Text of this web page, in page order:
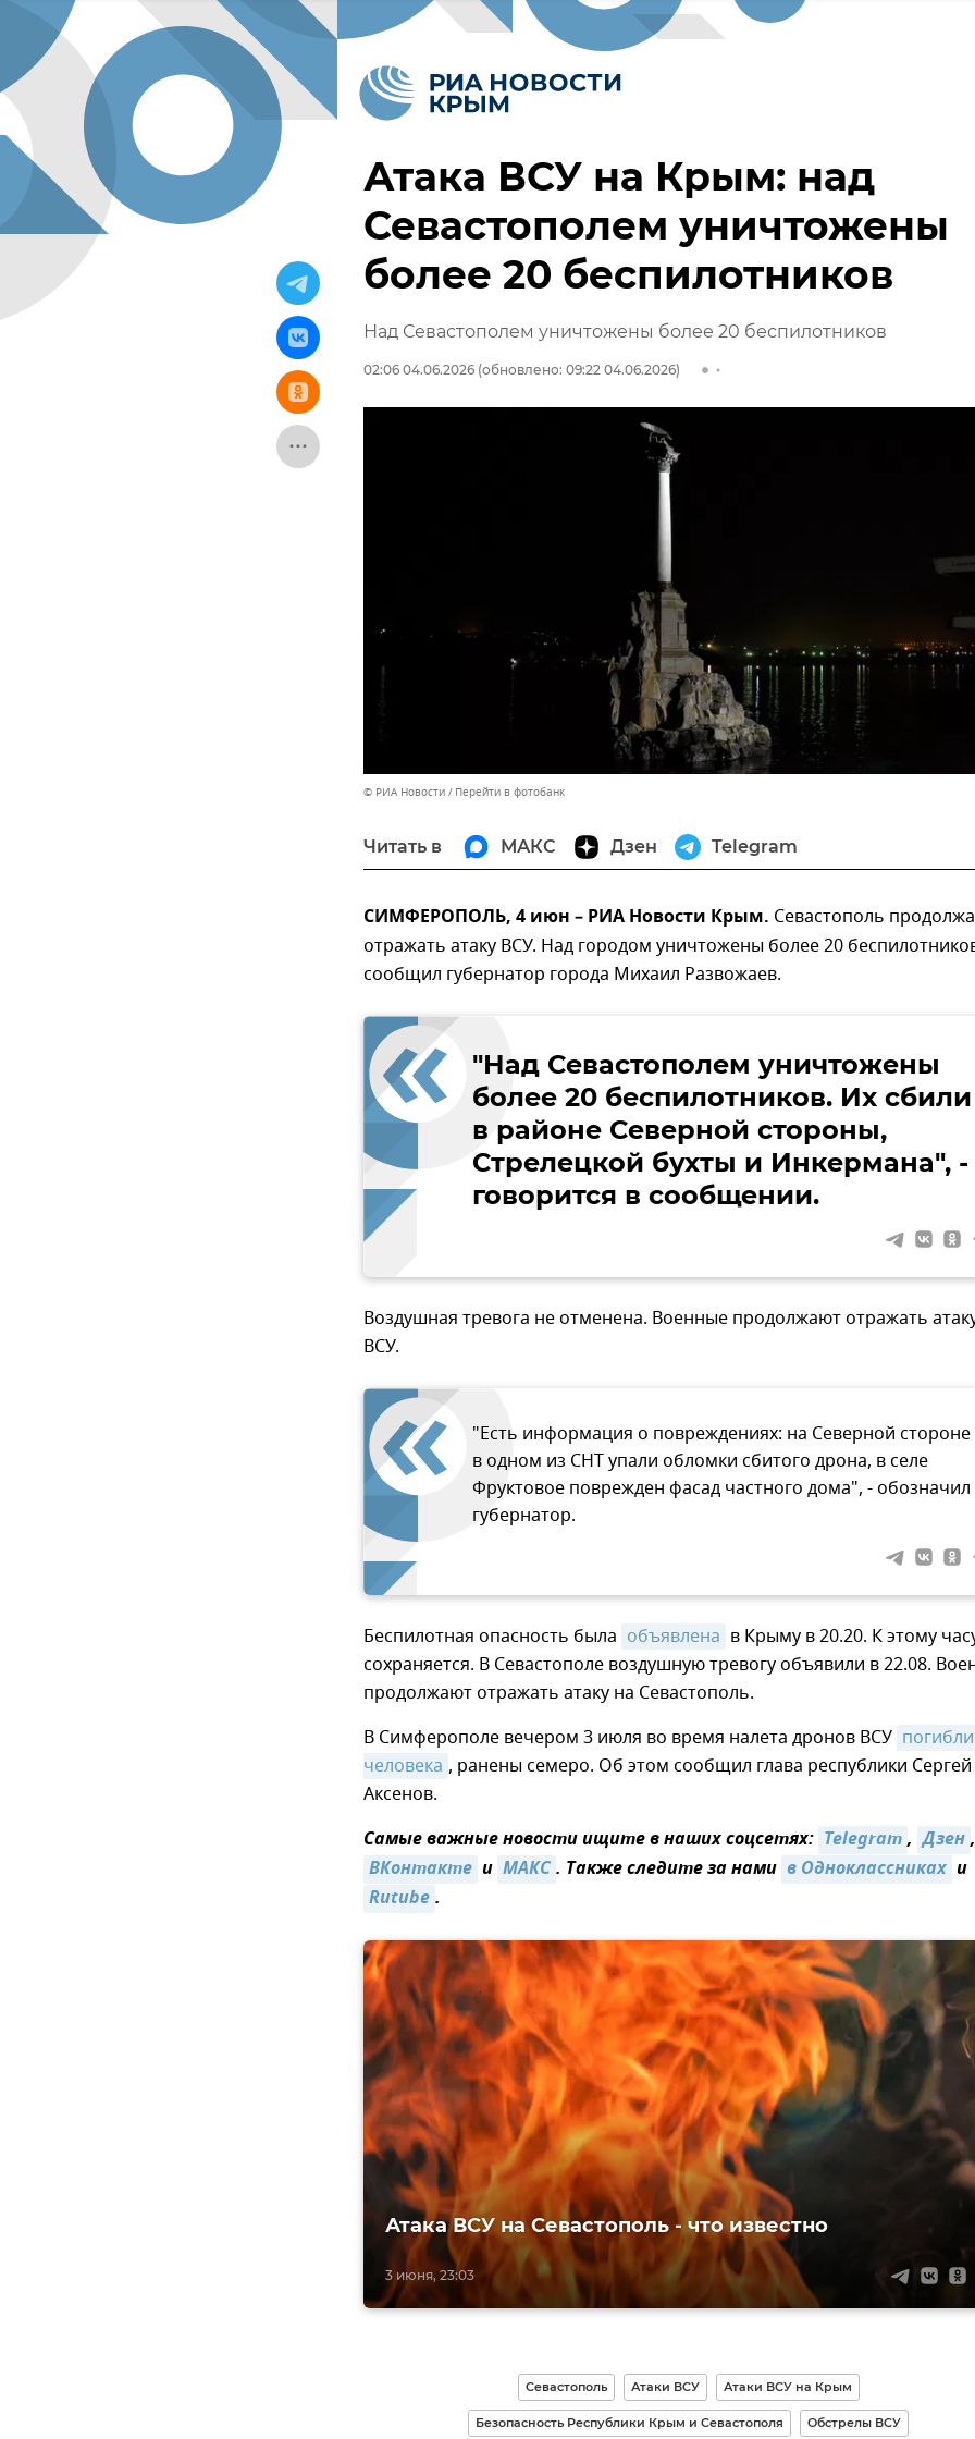
Атака ВСУ на Крым: над
Севастополем уничтожены
более 20 беспилотников
Над Севастополем уничтожены более 20 беспилотников
02:06 04.06.2026 (обновлено: 09:22 04.06.2026)
© РИА Новости Перейти в фотобанк
Читать в МАКС Дзен Telegram
СИМФЕРОПОЛЬ, 4 июн – РИА Новости Крым. Севастополь
отражать атаку ВСУ. Над городом уничтожены более 20
сообщил губернатор города Михаил Развожаев.
"Над Севастополем уничтожены
более 20 беспилотников. Их сбили
в районе Северной стороны,
Стрелецкой бухты и Инкермана", -
говорится в сообщении.
Воздушная тревога не отменена. Военные продолжают отражать
ВСУ.
"Есть информация о повреждениях: на Северной стороне
в одном из СНТ упали обломки сбитого дрона, в селе
Фруктовое поврежден фасад частного дома", - обозначил
губернатор.
Беспилотная опасность была объявлена в Крыму в 20.20. К этому
сохраняется. В Севастополе воздушную тревогу объявили в 22.08.
продолжают отражать атаку на Севастополь.
В Симферополе вечером 3 июля во время налета дронов ВСУ
человека , ранены семеро. Об этом сообщил глава республики Сергей
Аксенов.
Самые важные новости ищите в наших соцсетях: Telegram, Дзен,
ВКонтакте и МАКС. Также следите за нами в Одноклассниках и
Rutube.
3 июня, 23:03
Атака ВСУ на Севастополь - что известно
Севастополь Атаки ВСУ Атаки ВСУ на Крым
Безопасность Республики Крым и Севастополя Обстрелы ВСУ